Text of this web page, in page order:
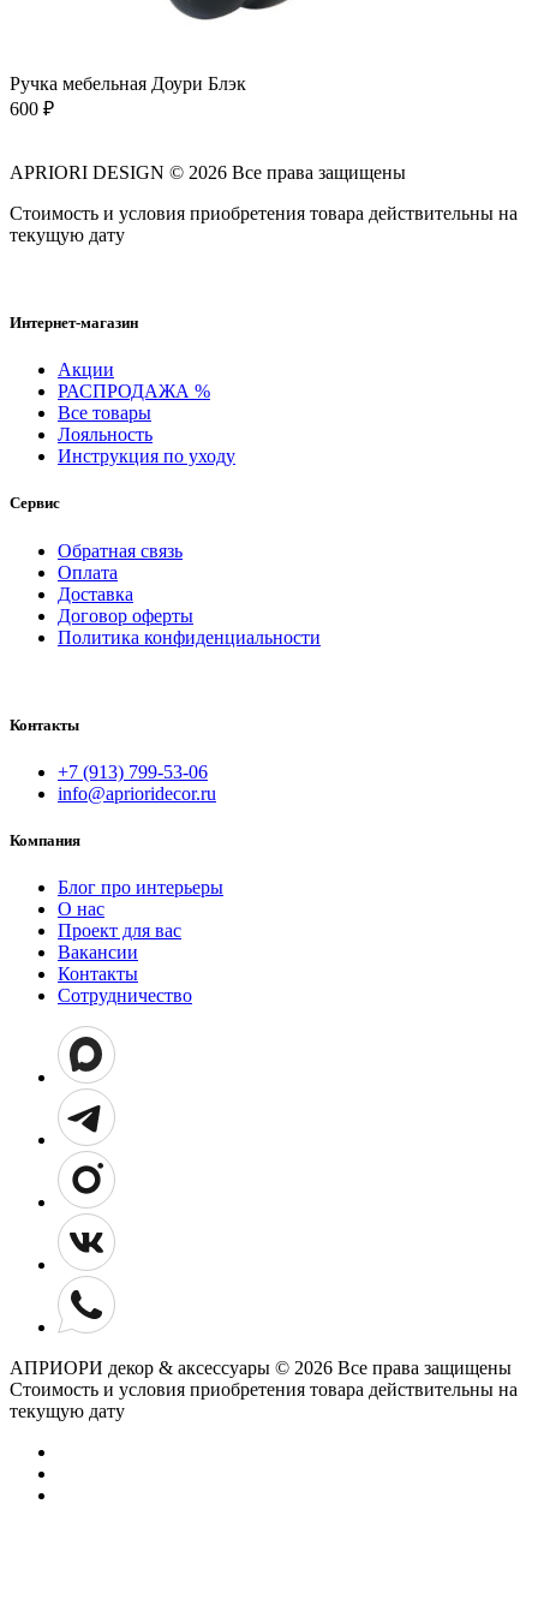
Ручка мебельная Доури Блэк
600 ₽
APRIORI DESIGN © 2026 Все права защищены
Cтоимость и условия приобретения товара действительны на
текущую дату
Интернет-магазин
Акции
РАСПРОДАЖА %
Все товары
Лояльность
Инструкция по уходу
Сервис
Обратная связь
Оплата
Доставка
Договор оферты
Политика конфиденциальности
Контакты
+7 (913) 799-53-06
info@aprioridecor.ru
Компания
Блог про интерьеры
О нас
Проект для вас
Вакансии
Контакты
Сотрудничество
АПРИОРИ декор & аксессуары © 2026 Все права защищены
Cтоимость и условия приобретения товара действительны на
текущую дату